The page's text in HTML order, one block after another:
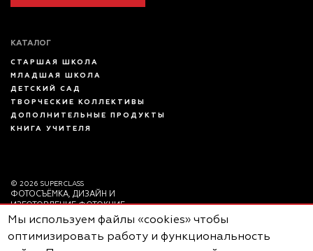
КАТАЛОГ
СТАРШАЯ ШКОЛА
МЛАДШАЯ ШКОЛА
ДЕТСКИЙ САД
ТВОРЧЕСКИЕ КОЛЛЕКТИВЫ
ДОПОЛНИТЕЛЬНЫЕ ПРОДУКТЫ
КНИГА УЧИТЕЛЯ
© 2026 SUPERCLASS
ФОТОСЪЁМКА, ДИЗАЙН И
ИЗГОТОВЛЕНИЕ ФОТОКНИГ
Пользовательское
Мы используем файлы «cookies» чтобы
оптимизировать работу и функциональность